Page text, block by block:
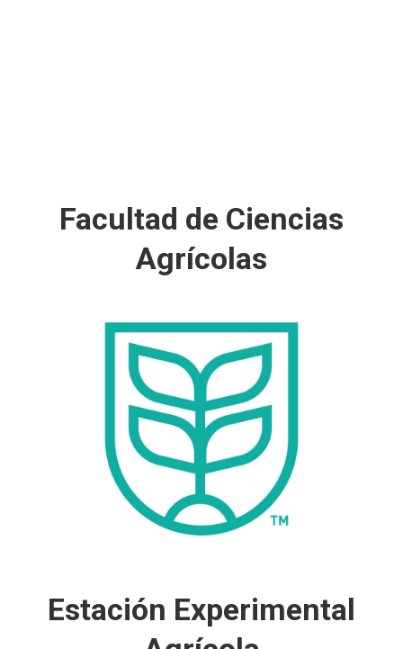
Facultad de Ciencias
Agrícolas
La Facultad de Ciencias Agrícolas del Colegio de
Ciencias Agrícolas se creó en 1911. Consta de
cinco departamentos académicos que ofrecen
13 programas de estudio a nivel sub graduado.
A nivel graduado se ofrece enseñanza
conducente al grado de Maestro en Ciencias en
diez opciones
Aprender más
Estación Experimental